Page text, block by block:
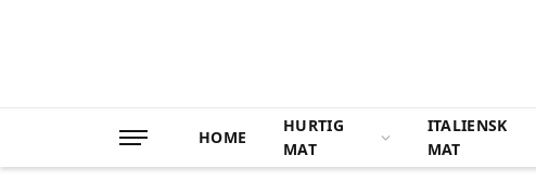
HOME
HURTIG
MAT
ITALIENSK
MAT